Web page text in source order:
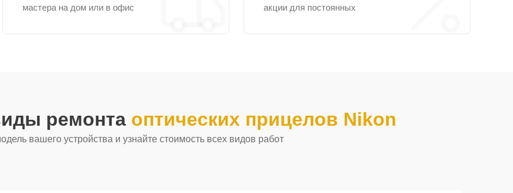
мастера на дом или в офис
акции для постоянных
ремонта оптических прицелов Nikon
вашего устройства и узнайте стоимость всех видов работ